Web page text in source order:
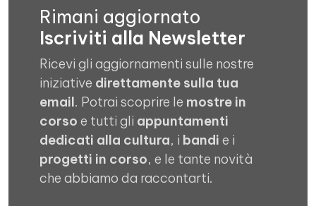
Rimani aggiornato
Iscriviti alla Newsletter
Ricevi gli aggiornamenti sulle nostre
iniziative direttamente sulla tua
email. Potrai scoprire le mostre in
corso e tutti gli appuntamenti
dedicati alla cultura, i bandi e i
progetti in corso, e le tante novità
che abbiamo da raccontarti.